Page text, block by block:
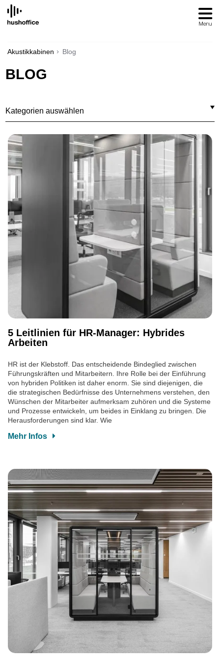
SKIP
CONTENT
Akustikkabinen Blog
BLOG
Kategorien auswählen
5 Leitlinien für HR-Manager: Hybrides
Arbeiten
HR ist der Klebstoff. Das entscheidende Bindeglied zwischen
Führungskräften und Mitarbeitern. Ihre Rolle bei der Einführung
von hybriden Politiken ist daher enorm. Sie sind diejenigen, die
die strategischen Bedürfnisse des Unternehmens verstehen, den
Wünschen der Mitarbeiter aufmerksam zuhören und die Systeme
und Prozesse entwickeln, um beides in Einklang zu bringen. Die
Herausforderungen sind klar. Wie
Mehr Infos